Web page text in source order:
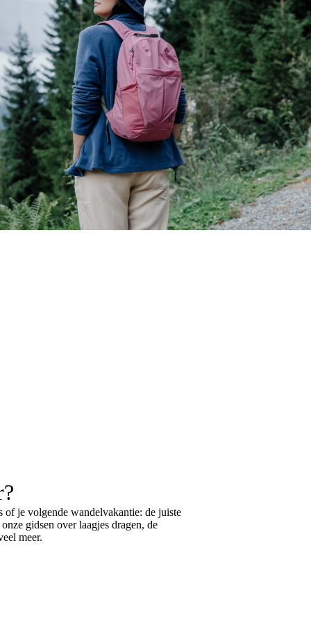
of je volgende wandelvakantie: de juiste
gidsen overlaagjes dragen, de
meer.